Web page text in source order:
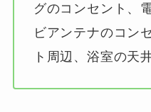
グのコンセント、
ビアンテナのコン
ト周辺、浴室の天